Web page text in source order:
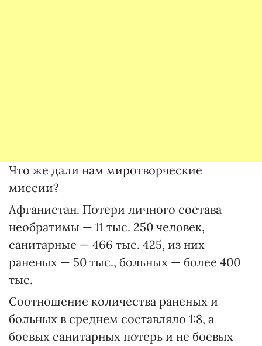
Что же дали нам миротворческие
миссии?
Афганистан. Потери личного состава
необратимы — 11 тыс. 250 человек,
санитарные — 466 тыс. 425, из них
раненых — 50 тыс., больных — более 400
тыс.
Соотношение количества раненых и
больных в среднем составляло 1:8, а
боевых санитарных потерь и не боевых